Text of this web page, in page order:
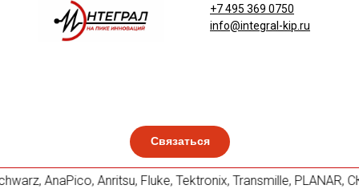
Связаться
+7 495 369 0750
info@integral-kip.ru
AnaPico, Anritsu, Fluke, Tektronix, Transmille, PLANAR,